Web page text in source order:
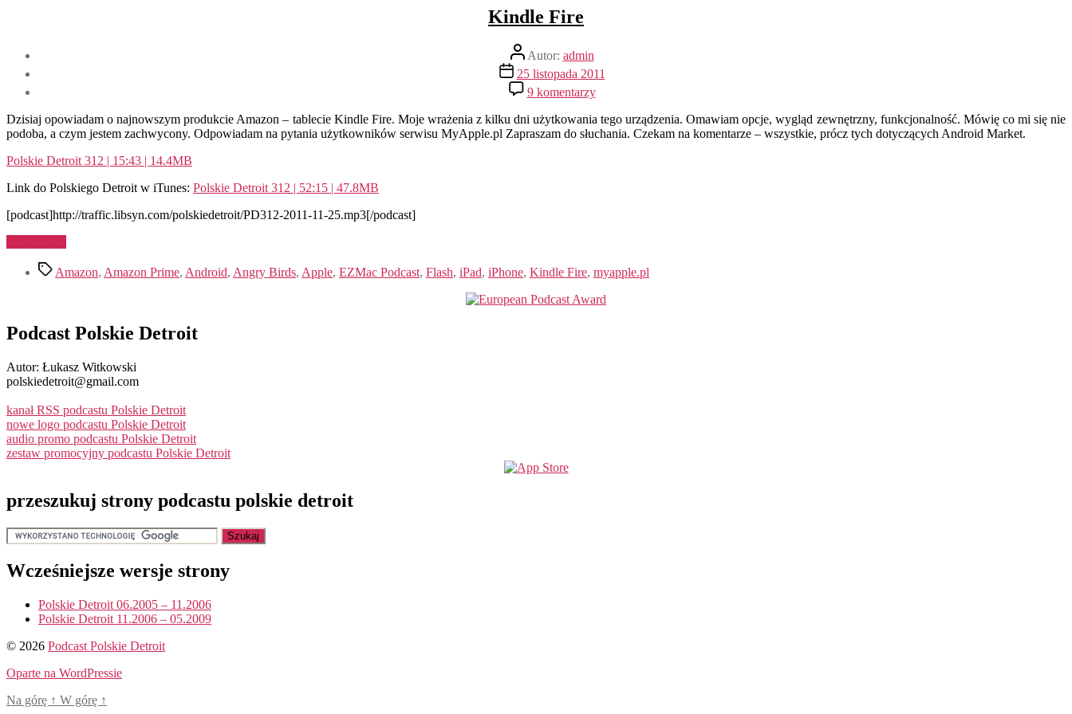
Kindle Fire
Autor
wpisu
Autor: admin
Data
wpisu
25 listopada 2011
9 komentarzydo
Kindle
Fire
Dzisiaj opowiadam o najnowszym produkcie Amazon – tablecie Kindle Fire. Moje wrażenia z kilku dni użytkowania tego urządzenia. Omawiam opcje, wygląd zewnętrzny, funkcjonalność. Mówię co mi się nie
podoba, a czym jestem zachwycony. Odpowiadam na pytania użytkowników serwisu MyApple.pl Zapraszam do słuchania. Czekam na komentarze – wszystkie, prócz tych dotyczących Android Market.
Polskie Detroit 312 | 15:43 | 14.4MB
Link do Polskiego Detroit w iTunes: Polskie Detroit 312 | 52:15 | 47.8MB
[podcast]http://traffic.libsyn.com/polskiedetroit/PD312-2011-11-25.mp3[/podcast]
TagiAmazon, Amazon Prime, Android, Angry Birds, Apple, EZMac Podcast, Flash, iPad, iPhone, Kindle Fire, myapple.pl
Podcast Polskie Detroit
Autor: Łukasz Witkowski
polskiedetroit@gmail.com
kanał RSS podcastu Polskie Detroit
nowe logo podcastu Polskie Detroit
audio promo podcastu Polskie Detroit
zestaw promocyjny podcastu Polskie Detroit
przeszukuj strony podcastu polskie detroit
Wcześniejsze wersje strony
Polskie Detroit 06.2005 – 11.2006
Polskie Detroit 11.2006 – 05.2009
© 2026 Podcast Polskie Detroit
Oparte na WordPressie
Na górę ↑ W górę ↑